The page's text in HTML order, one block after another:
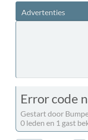
Advertenties
Error code
Gestart door
0 leden en 1 gast